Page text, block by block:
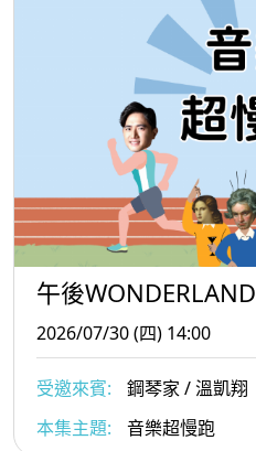
午後WONDERLAND
2026/07/30 (四) 14:00
受邀來賓:
鋼琴家 / 溫凱翔
本集主題:
音樂超慢跑